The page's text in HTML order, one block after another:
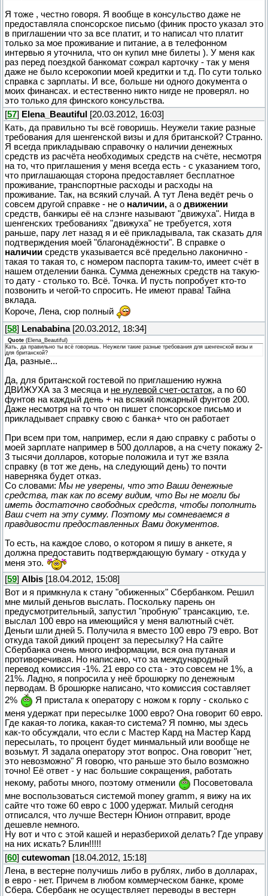
Я тоже , честно говоря. Я вообще в консульство даже не
предоставляла спонсорское письмо (финик просто указал это
в приглашении что за все платит, и то написал что платит
только за мое проживание и питание, а в телефонном
интервью я уточнила, что он купил мне билеты ). У меня как
раз перед поездкой банкомат сожрал карточку - так у меня
даже не было ксерокопии моей кредитки и т.д. По сути только
справка с зарплаты. И все, больше ни одного документа о
моих финансах. и естественно никто нигде не проверял. но
это только для финского консульства.
[57] Elena_Beautiful
[20.03.2012, 16:03]
Кать, да правильно ты всё говоришь. Неужели такие разные
требования для шенгенской визы и для британской? Странно.
Я всегда прикладываю справочку о наличии денежных
средств из расчёта необходимых средств на счёте, несмотря
на то, что приглашения у меня всегда есть - с указанием того,
что приглашающая сторона предоставляет бесплатное
проживание, транспортные расходы и расходы на
проживание. Так, на всякий случай. А тут Лена ведёт речь о
совсем другой справке - не о наличии, а о движении
средств, банкиры её на слэнге называют "движуха". Нигда в
шенгенских требованиях "движуха" не требуется, хотя
раньше, пару лет назад я и её прикладывала, так сказать для
подтверждения моей "благонадёжности". В справке о
наличии средств указывается всё предельно лаконично -
такая то такая то, с номером паспорта таким-то, имеет счёт в
нашем отделении банка. Сумма денежных средств на такую-
то дату - столько то. Всё. Точка. И пусть попробует кто-то
позвонить и чегой-то спросить. Не имеют права! Тайна
вклада.
Короче, Лена, сюр полный
[58] Lenababina[20.03.2012, 18:34]
Quote (Elena_Beautiful )
Кать, да правильно ты всё говоришь. Неужели такие разные требования для шенгенской визы и
для британской?
Да, разные...
Да, для британской гостевой по приглашению нужна
ДВИЖУХА за 3 месяца и не нулевой счет-остаток, а по 60
фунтов на каждый день + на всякий пожарный фунтов 200.
Даже несмотря на то что он пишет спонсорское письмо и
прикладывает справку свою с банка+ что он работает
При всем при том, например, если я даю справку с работы о
моей зарплате например в 500 долларов, а на счету покажу 2-
3 тысячи долларов, которые положила и тут же взяла
справку (в тот же день, на следующий день) то почти
наверняка будет отказ.
Со словами: Мы не уверены, что это Ваши денежные
средства, так как по всему видим, что Вы не могли бы
иметь достаточно свободных средств, чтобы пополнить
Ваш счет на эту сумму. Поэтому мы сомневаемся в
правдивости предоставленных Вами документов.
То есть, на каждое слово, о котором я пишу в анкете, я
должна предоставить подтверждающую бумагу - откуда у
меня это.
[59] Albis [18.04.2012, 15:08]
Вот и я примкнула к стану "обиженных" Сбербанком. Решил
мне милый деньгов выслать. Поскольку парень он
предусмотрительный, запустил "пробную" трансакцию, т.е.
выслал 100 евро на имеющийся у меня валютный счёт.
Деньги шли дней 5. Получила я вместо 100 евро 79 евро. Вот
откуда такой дикий процент за пересылку? На сайте
Сбербанка очень много информации, вся она путаная и
противоречивая. Но написано, что за международный
перевод комиссия -1%. 21 евро со ста - это совсем не 1%, а
21%. Ладно, я попросила у неё брошюрку по денежным
перводам. В брошюрке написано, что комиссия составляет
2%
Я пристала к оператору с ножом к горлу - сколько с
меня удержат при пересылке 1000 евро? Она говорит 60 евро.
Где какая-то логика, какая-то система? Я помню, мы здесь
как-то обсуждали, что если с Мастер Кард на Мастер Кард
пересылать, то процент будет минмальный или вообще не
возьмут. Я задала оператору этот вопрос. Она говорит "нет,
это невозможно" Я говорю, что раньше это было возможно
точно! Её ответ - у нас большие сокращения, работать
некому, работы много, поэтому отменили
Посоветовала
мне воспользоваться системой money gramm, я вижу на их
сайте что тоже 60 евро с 1000 удержат. Милый сегодня
отписался, что лучше Вестерн Юнион отправит, вроде
дешевле немного.
Ну вот и что с этой кашей и неразберихой делать? Где управу
на них искать? Блин!!!!!
[60] cutewoman [18.04.2012, 15:18]
Лена, в вестерне получишь либо в рублях, либо в долларах,
в евро - нет. Причем в любом коммерческом банке, кроме
Сбера. Сбербанк не осуществляет переводы в вестерн